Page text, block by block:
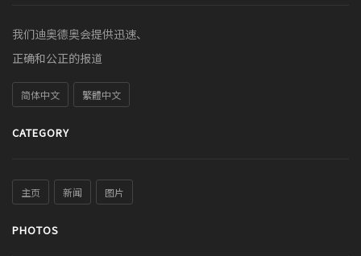
我们迪奥德奥会提供迅速、
正确和公正的报道
简体中文 繁體中文
CATEGORY
主页 新闻 图片
PHOTOS